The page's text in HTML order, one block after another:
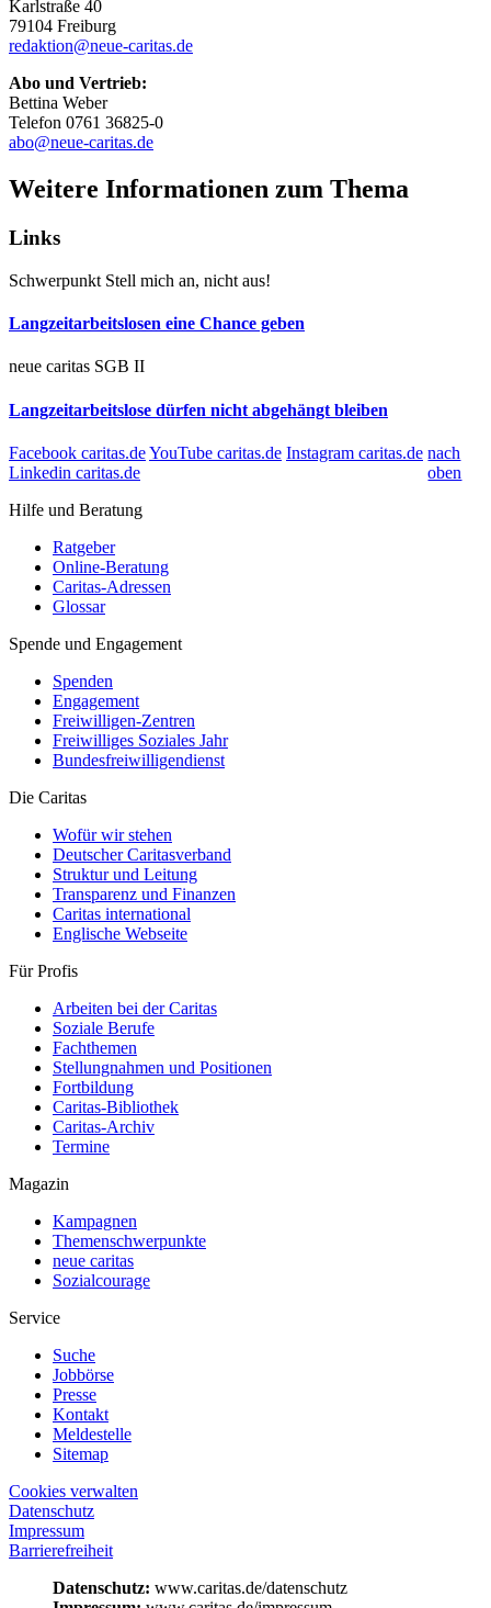
Karlstraße 40
79104 Freiburg
redaktion@neue-caritas.de
Abo und Vertrieb:
Bettina Weber
Telefon 0761 36825-0
abo@neue-caritas.de
Weitere Informationen zum Thema
Links
Schwerpunkt Stell mich an, nicht aus!
Langzeitarbeitslosen eine Chance geben
neue caritas SGB II
Langzeitarbeitslose dürfen nicht abgehängt bleiben
Facebook caritas.deYouTube caritas.de Instagram caritas.de
Linkedin caritas.de
nach
oben
Hilfe und Beratung
Ratgeber
Online-Beratung
Caritas-Adressen
Glossar
Spende und Engagement
Spenden
Engagement
Freiwilligen-Zentren
Freiwilliges Soziales Jahr
Bundesfreiwilligendienst
Die Caritas
Wofür wir stehen
Deutscher Caritasverband
Struktur und Leitung
Transparenz und Finanzen
Caritas international
Englische Webseite
Für Profis
Arbeiten bei der Caritas
Soziale Berufe
Fachthemen
Stellungnahmen und Positionen
Fortbildung
Caritas-Bibliothek
Caritas-Archiv
Termine
Magazin
Kampagnen
Themenschwerpunkte
neue caritas
Sozialcourage
Service
Suche
Jobbörse
Presse
Kontakt
Meldestelle
Sitemap
Cookies verwalten
Datenschutz
Impressum
Barrierefreiheit
Datenschutz: www.caritas.de/datenschutz